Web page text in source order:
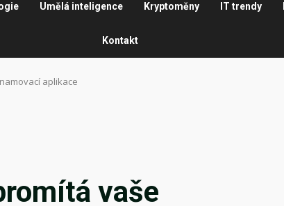
Umělá inteligence Kryptoměny IT trendy
Kontakt
aplikace
vaše